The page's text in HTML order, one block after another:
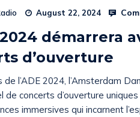
August 22, 2024
2024 démarrera
d’ouverture
de l’ADE 2024, l’Amsterdam
de concerts d’ouverture
immersives qui incarnent